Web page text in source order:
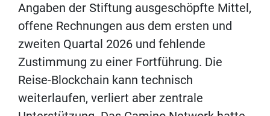
Angaben der Stiftung ausgeschöpfte Mittel,
offene Rechnungen aus dem ersten und
zweiten Quartal 2026 und fehlende
Zustimmung zu einer Fortführung. Die
Reise-Blockchain kann technisch
weiterlaufen, verliert aber zentrale